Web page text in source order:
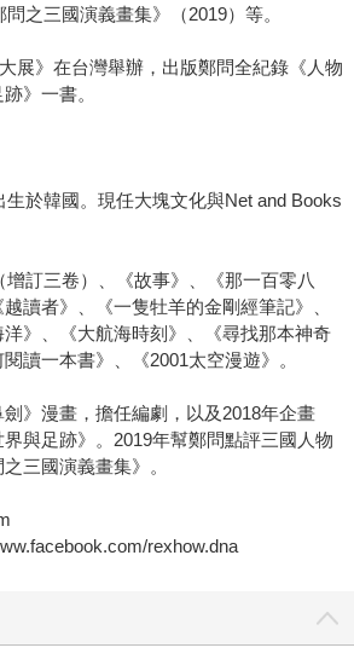
之三國演義畫集》（2019）等。
展》在台灣舉辦，出版鄭問全紀錄《人物
》一書。
於韓國。現任大塊文化與Net and Books
訂三卷）、《故事》、《那一百零八
讀者》、《一隻牡羊的金剛經筆記》、
洋》、《大航海時刻》、《尋找那本神奇
讀一本書》、《2001太空漫遊》。
》漫畫，擔任編劇，以及2018年企畫
界與足跡》。2019年幫鄭問點評三國人物
三國演義畫集》。
rexhow.dna